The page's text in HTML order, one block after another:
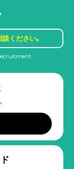
ください｡